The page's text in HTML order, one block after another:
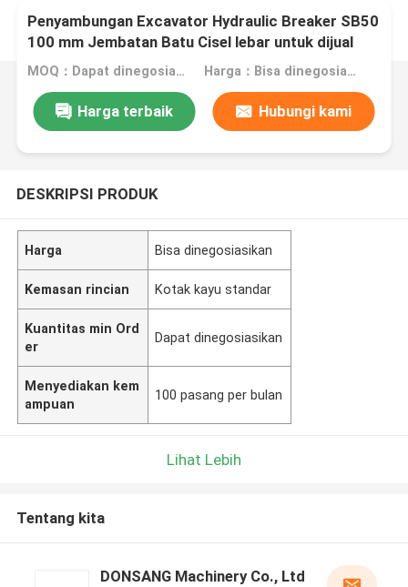
Penyambungan Excavator Hydraulic Breaker SB50
100 mm Jembatan Batu Cisel lebar untuk dijual
MOQ：Dapat dinegosiasikan Harga：Bisa dinegosiasikan
Harga terbaik Hubungi kami
DESKRIPSI PRODUK
Harga Bisa dinegosiasikan
Kemasan rincian Kotak kayu standar
Kuantitas min Ord
er
Dapat dinegosiasikan
Menyediakan kem
ampuan
100 pasang per bulan
Lihat Lebih
Tentang kita
DONSANG Machinery Co., Ltd